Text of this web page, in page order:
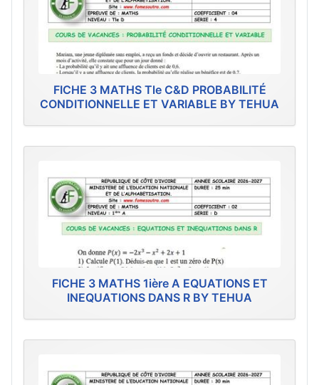
FICHE 3 MATHS Tle C&D PROBABILITÉ
CONDITIONNELLE ET VARIABLE BY TEHUA
FICHE 3 MATHS 1ière A EQUATIONS ET
INEQUATIONS DANS R BY TEHUA